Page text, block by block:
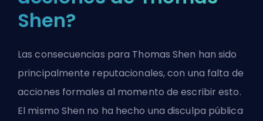
Shen?
Las consecuencias para Thomas Shen han sido
principalmente reputacionales, con una falta de
acciones formales al momento de escribir esto.
El mismo Shen no ha hecho una disculpa pública